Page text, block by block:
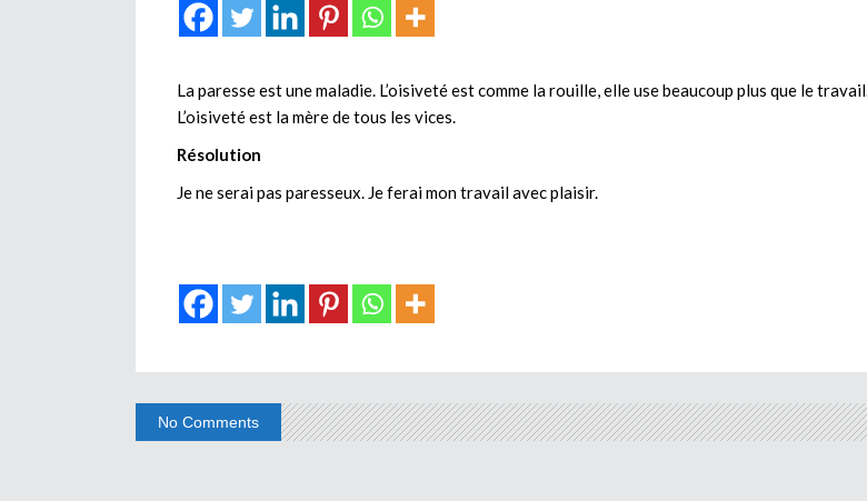
La paresse est une maladie. L’oisiveté est comme la rouille, elle use beaucoup plus que le travail.
L’oisiveté est la mère de tous les vices.
Résolution
Je ne serai pas paresseux. Je ferai mon travail avec plaisir.
No Comments